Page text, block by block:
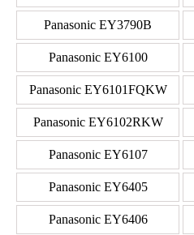
Panasonic EY3790B
Panasonic EY6100
Panasonic EY6101FQKW
Panasonic EY6102RKW
Panasonic EY6107
Panasonic EY6405
Panasonic EY6406